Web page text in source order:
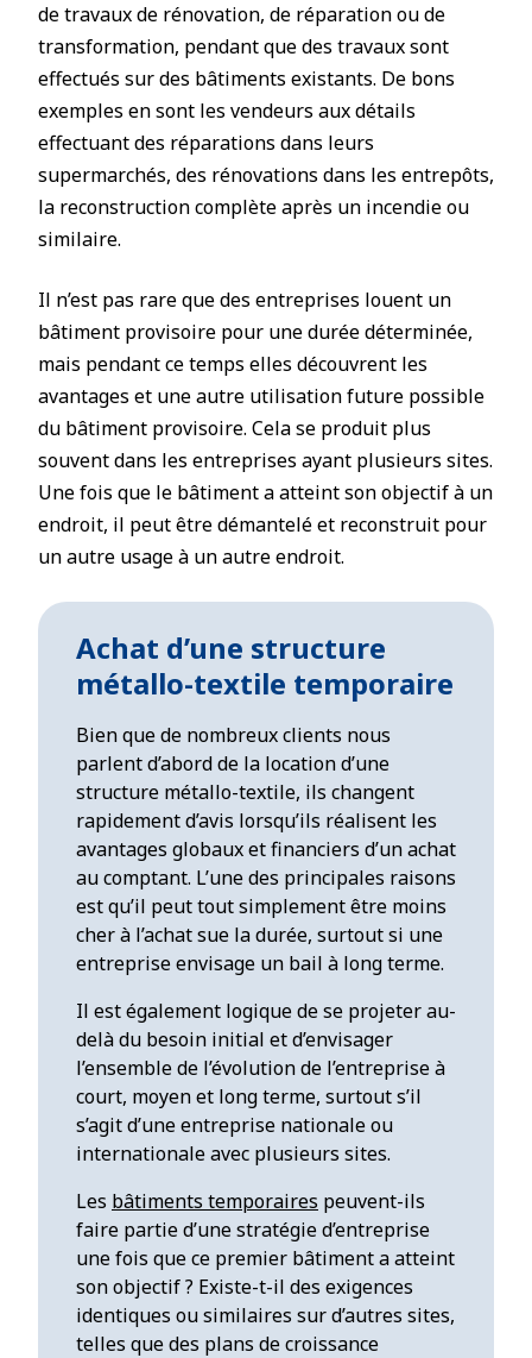
de travaux de rénovation, de réparation ou de
transformation, pendant que des travaux sont
effectués sur des bâtiments existants. De bons
exemples en sont les vendeurs aux détails
effectuant des réparations dans leurs
supermarchés, des rénovations dans les entrepôts,
la reconstruction complète après un incendie ou
similaire.
Il n’est pas rare que des entreprises louent un
bâtiment provisoire pour une durée déterminée,
mais pendant ce temps elles découvrent les
avantages et une autre utilisation future possible
du bâtiment provisoire. Cela se produit plus
souvent dans les entreprises ayant plusieurs sites.
Une fois que le bâtiment a atteint son objectif à un
endroit, il peut être démantelé et reconstruit pour
un autre usage à un autre endroit.
Achat d’une structure
métallo-textile temporaire
Bien que de nombreux clients nous
parlent d’abord de la location d’une
structure métallo-textile, ils changent
rapidement d’avis lorsqu’ils réalisent les
avantages globaux et financiers d’un achat
au comptant. L’une des principales raisons
est qu’il peut tout simplement être moins
cher à l’achat sue la durée, surtout si une
entreprise envisage un bail à long terme.
Il est également logique de se projeter au-
delà du besoin initial et d’envisager
l’ensemble de l’évolution de l’entreprise à
court, moyen et long terme, surtout s’il
s’agit d’une entreprise nationale ou
internationale avec plusieurs sites.
Les bâtiments temporaires peuvent-ils
faire partie d’une stratégie d’entreprise
une fois que ce premier bâtiment a atteint
son objectif ? Existe-t-il des exigences
identiques ou similaires sur d’autres sites,
telles que des plans de croissance